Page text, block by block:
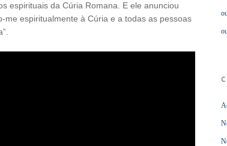
espirituais da Cúria Romana. E ele anunciou
espiritualmente à Cúria e a todas as pessoas